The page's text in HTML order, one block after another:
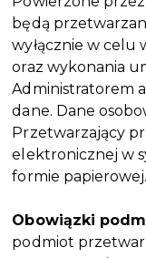
będą
wyłącznie w celu
oraz wykonania
Administratorem
dane. Dane
Przetwarzający
elektronicznej w
formie papierowej.
Obowiązki
podmiot